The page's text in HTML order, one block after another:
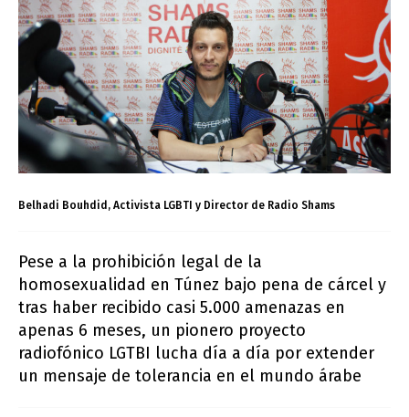
Belhadi Bouhdid, Activista LGBTI y Director de Radio Shams
Pese a la prohibición legal de la
homosexualidad en Túnez bajo pena de cárcel y
tras haber recibido casi 5.000 amenazas en
apenas 6 meses, un pionero proyecto
radiofónico LGTBI lucha día a día por extender
un mensaje de tolerancia en el mundo árabe